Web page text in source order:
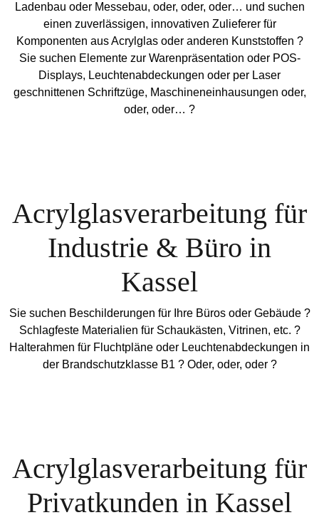
Ladenbau oder Messebau, oder, oder, oder… und suchen
einen zuverlässigen, innovativen Zulieferer für
Komponenten aus Acrylglas oder anderen Kunststoffen ?
Sie suchen Elemente zur Warenpräsentation oder POS-
Displays, Leuchtenabdeckungen oder per Laser
geschnittenen Schriftzüge, Maschineneinhausungen oder,
oder, oder… ?
Acrylglasverarbeitung für
Industrie & Büro in
Kassel
Sie suchen Beschilderungen für Ihre Büros oder Gebäude ?
Schlagfeste Materialien für Schaukästen, Vitrinen, etc. ?
Halterahmen für Fluchtpläne oder Leuchtenabdeckungen in
der Brandschutzklasse B1 ? Oder, oder, oder ?
Acrylglasverarbeitung für
Privatkunden in Kassel